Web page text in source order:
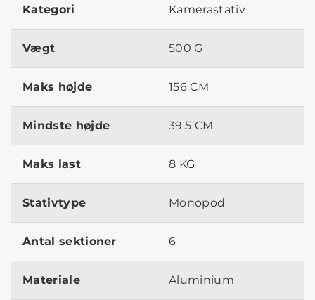
Kategori Kamerastativ
Vægt 500 G
Maks højde 156 CM
Mindste højde 39.5 CM
Maks last 8 KG
Stativtype Monopod
Antal sektioner 6
Materiale Aluminium